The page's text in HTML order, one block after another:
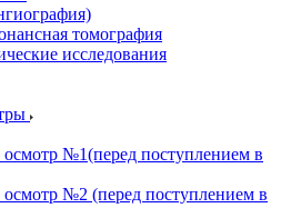
томография
исследования
№1(перед поступлением в
№2 (перед поступлением в